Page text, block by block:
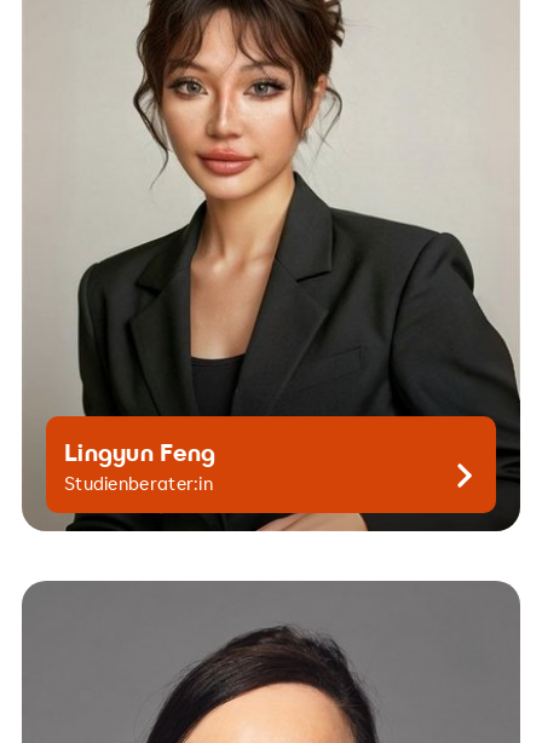
Lingyun Feng
Studienberater:in Kontaktiere mich gern
Janine.Graf@srh.de
+49 351 407617 59